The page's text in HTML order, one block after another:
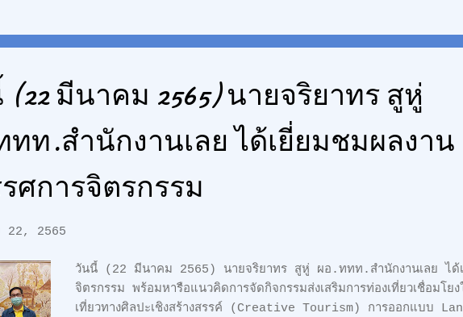
ทะเล, ปั่นจักรยานเรียบถนนริมหาด, เล่นบานาน่าโบ๊ท, สกู๊ทเตอร์, ขี่ม้
มีนาคม 2565) นายจริยาทร สูหู่
ทท.สำนักงานเลย ได้เยี่ยมชมผลงาน
ศการจิตรกรรม
22, 2565
วันนี้ (22 มีนาคม 2565) นายจริยาทร สูหู่ ผอ.ททท.สำนักงานเลย ได้เ
จิตรกรรม พร้อมหารือแนวคิดการจัดกิจกรรมส่งเสริมการท่องเที่ยวเชื่อมโย
เที่ยวทางศิลปะเชิงสร้างสรรค์ (Creative Tourism) การออกแบบ